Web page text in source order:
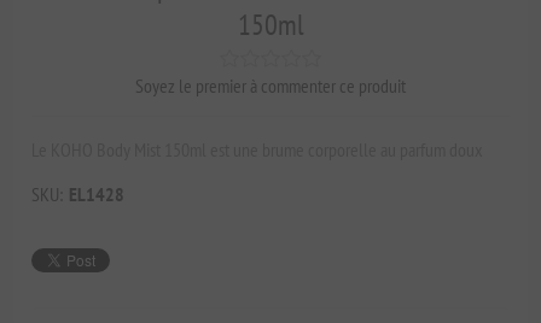
150ml
Soyez le premier à commenter ce produit
SKU: EL1428